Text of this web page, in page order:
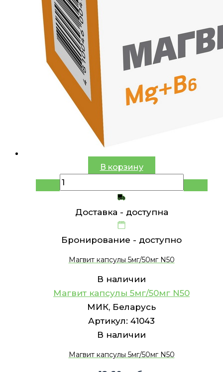
В корзину
Доставка - доступна
Бронирование - доступно
Магвит капсулы 5мг/50мг N50
В наличии
Магвит капсулы 5мг/50мг N50
МИК, Беларусь
Артикул: 41043
В наличии
Магвит капсулы 5мг/50мг N50